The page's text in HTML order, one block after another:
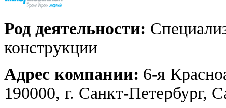
Род деятельности:
конструкции
Адрес компании: 6-я
190000, г. Санкт-Петербург,